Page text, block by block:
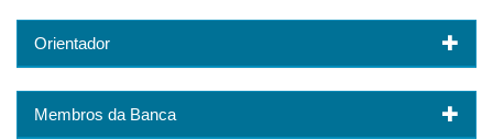
Orientador
Membros da Banca